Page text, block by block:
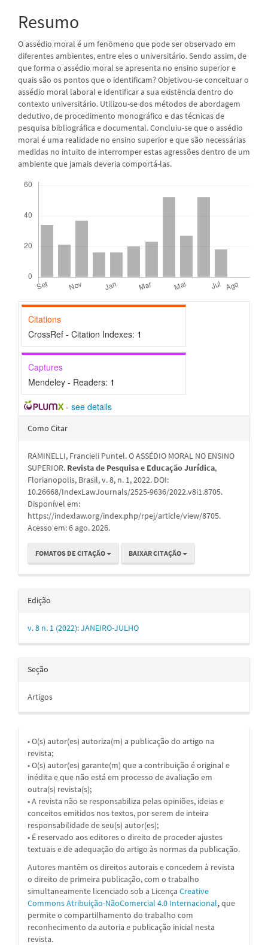
principal
Resumo
O assédio moral é um fenômeno que pode ser observado em
diferentes ambientes, entre eles o universitário. Sendo assim, de
que forma o assédio moral se apresenta no ensino superior e
quais são os pontos que o identificam? Objetivou-se conceituar o
assédio moral laboral e identificar a sua existência dentro do
contexto universitário. Utilizou-se dos métodos de abordagem
dedutivo, de procedimento monográfico e das técnicas de
pesquisa bibliográfica e documental. Concluiu-se que o assédio
moral é uma realidade no ensino superior e que são necessárias
medidas no intuito de interromper estas agressões dentro de um
ambiente que jamais deveria comportá-las.
Citations
CrossRef - Citation Indexes: 1
Captures
Mendeley - Readers: 1
- see details
Detalhes
artigo
Como Citar
RAMINELLI, Francieli Puntel. O ASSÉDIO MORAL NO ENSINO
SUPERIOR. Revista de Pesquisa e Educação Jurídica,
Florianopolis, Brasil, v. 8, n. 1, 2022. DOI:
10.26668/IndexLawJournals/2525-9636/2022.v8i1.8705.
Disponível em:
https://indexlaw.org/index.php/rpej/article/view/8705.
Acesso em: 6 ago. 2026.
FOMATOS DE CITAÇÃO BAIXAR CITAÇÃO
Edição
v. 8 n. 1 (2022): JANEIRO-JULHO
Seção
Artigos
• O(s) autor(es) autoriza(m) a publicação do artigo na
revista;
• O(s) autor(es) garante(m) que a contribuição é original e
inédita e que não está em processo de avaliação em
outra(s) revista(s);
• A revista não se responsabiliza pelas opiniões, ideias e
conceitos emitidos nos textos, por serem de inteira
responsabilidade de seu(s) autor(es);
• É reservado aos editores o direito de proceder ajustes
textuais e de adequação do artigo às normas da publicação.
Autores mantêm os direitos autorais e concedem à revista
o direito de primeira publicação, com o trabalho
simultaneamente licenciado sob a Licença Creative
Commons Atribuição-NãoComercial 4.0 Internacional,que
permite o compartilhamento do trabalho com
reconhecimento da autoria e publicação inicial nesta
revista.